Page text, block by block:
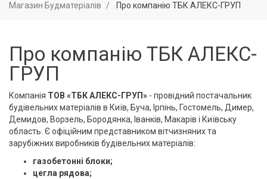
Магазин Будматеріалів Про компанію ТБК АЛЕКС-ГРУП
Про компанію ТБК АЛЕКС-
ГРУП
Компанія ТОВ «ТБК АЛЕКС-ГРУП» - провідний постачальник
будівельних матеріалів в Київ, Буча, Ірпінь, Гостомель, Димер,
Демидов, Ворзель, Бородянка, Іванків, Макарів і Київську
область. Є офіційним представником вітчизняних та
зарубіжних виробників будівельних матеріалів:
газобетонні блоки;
цегла рядова;